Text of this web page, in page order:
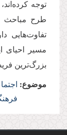
توجه
طرح مباحث
تفاوت‌هایی
مسیر احیای
بزرگ‌ترین
موضوع: